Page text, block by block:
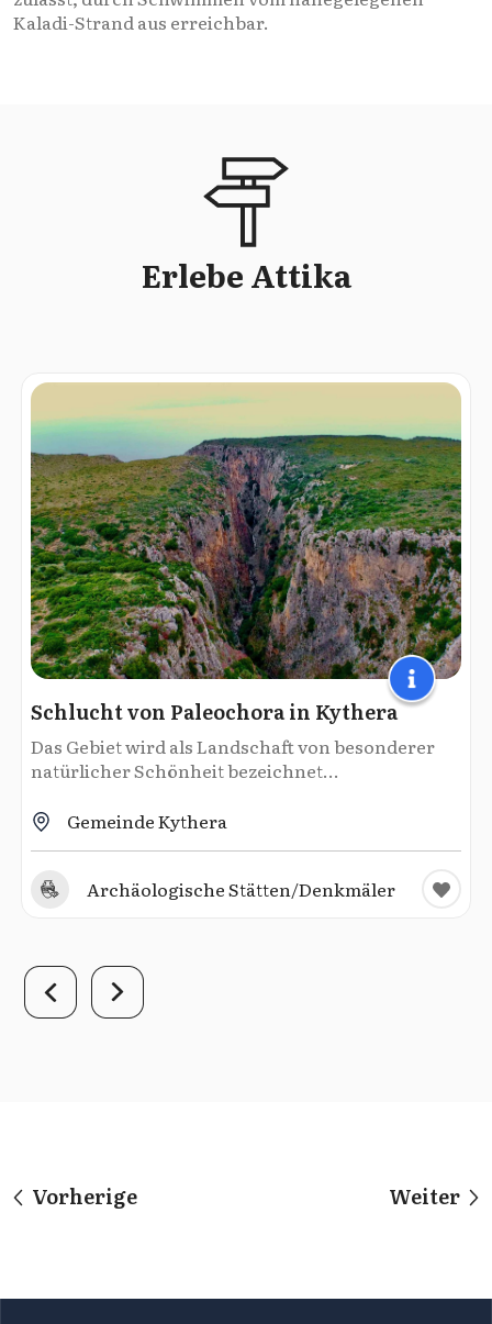
Kaladi-Strand aus erreichbar.
Erlebe Attika
Schlucht von Paleochora in Kythera
Das Gebiet wird als Landschaft von besonderer
natürlicher Schönheit bezeichnet...
Gemeinde Kythera
Archäologische Stätten/Denkmäler
Vorherige Weiter